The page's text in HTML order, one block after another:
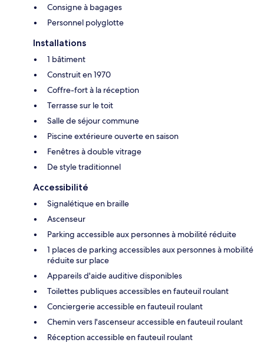
Consigne à bagages
Personnel polyglotte
Installations
1 bâtiment
Construit en 1970
Coffre-fort à la réception
Terrasse sur le toit
Salle de séjour commune
Piscine extérieure ouverte en saison
Fenêtres à double vitrage
De style traditionnel
Accessibilité
Signalétique en braille
Ascenseur
Parking accessible aux personnes à mobilité réduite
1 places de parking accessibles aux personnes à mobilité
réduite sur place
Appareils d'aide auditive disponibles
Toilettes publiques accessibles en fauteuil roulant
Conciergerie accessible en fauteuil roulant
Chemin vers l'ascenseur accessible en fauteuil roulant
Réception accessible en fauteuil roulant